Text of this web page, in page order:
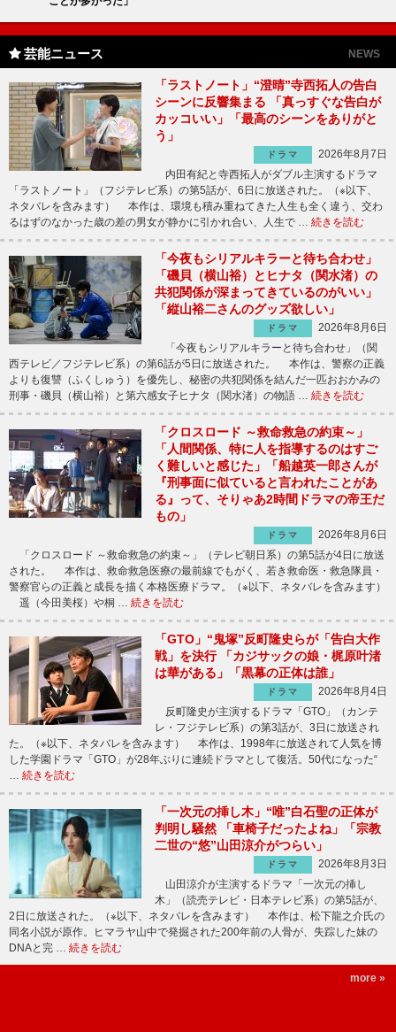
芸能ニュース NEWS
「ラストノート」“澄晴”寺西拓人の告白
シーンに反響集まる 「真っすぐな告白が
カッコいい」「最高のシーンをありがと
う」
ドラマ
2026年8月7日
内田有紀と寺西拓人がダブル主演するドラマ
「ラストノート」（フジテレビ系）の第5話が、6日に放送された。（※以下、
ネタバレを含みます） 本作は、環境も積み重ねてきた人生も全く違う、交わ
るはずのなかった歳の差の男女が静かに引かれ合い、人生で … 続きを読む
「今夜もシリアルキラーと待ち合わせ」
「磯貝（横山裕）とヒナタ（関水渚）の
共犯関係が深まってきているのがいい」
「縦山裕二さんのグッズ欲しい」
ドラマ
2026年8月6日
「今夜もシリアルキラーと待ち合わせ」（関
西テレビ／フジテレビ系）の第6話が5日に放送された。 本作は、警察の正義
よりも復讐（ふくしゅう）を優先し、秘密の共犯関係を結んだ一匹おおかみの
刑事・磯貝（横山裕）と第六感女子ヒナタ（関水渚）の物語 … 続きを読む
「クロスロード ～救命救急の約束～」
「人間関係、特に人を指導するのはすご
く難しいと感じた」「船越英一郎さんが
『刑事面に似ていると言われたことがあ
る』って、そりゃあ2時間ドラマの帝王だ
もの」
ドラマ
2026年8月6日
「クロスロード ～救命救急の約束～」（テレビ朝日系）の第5話が4日に放送
された。 本作は、救命救急医療の最前線でもがく、若き救命医・救急隊員・
警察官らの正義と成長を描く本格医療ドラマ。（※以下、ネタバレを含みます）
遥（今田美桜）や桐 … 続きを読む
「GTO」“鬼塚”反町隆史らが「告白大作
戦」を決行 「カジサックの娘・梶原叶渚
は華がある」「黒幕の正体は誰」
ドラマ
2026年8月4日
反町隆史が主演するドラマ「GTO」（カンテ
レ・フジテレビ系）の第3話が、3日に放送され
た。（※以下、ネタバレを含みます） 本作は、1998年に放送されて人気を博
した学園ドラマ「GTO」が28年ぶりに連続ドラマとして復活。50代になった“
… 続きを読む
「一次元の挿し木」“唯”白石聖の正体が
判明し騒然 「車椅子だったよね」「宗教
二世の“悠”山田涼介がつらい」
ドラマ
2026年8月3日
山田涼介が主演するドラマ「一次元の挿し
木」（読売テレビ・日本テレビ系）の第5話が、
2日に放送された。（※以下、ネタバレを含みます） 本作は、松下龍之介氏の
同名小説が原作。ヒマラヤ山中で発掘された200年前の人骨が、失踪した妹の
DNAと完 … 続きを読む
more »